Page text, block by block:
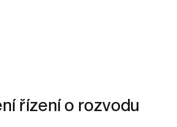
řízení o rozvodu